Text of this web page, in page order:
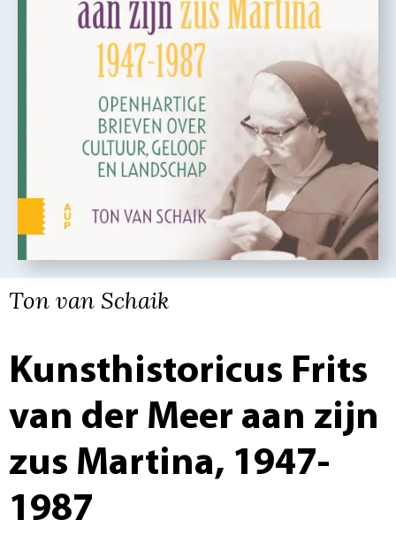
Ton van Schaik
Kunsthistoricus Frits
van der Meer aan zijn
zus Martina, 1947-
1987